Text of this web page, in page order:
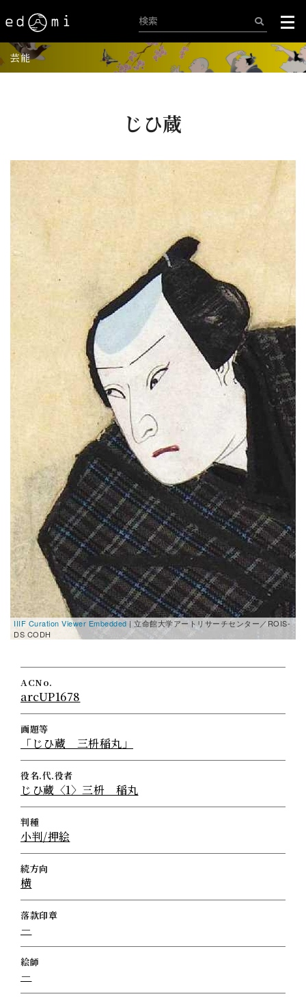
芸能
じひ蔵
+
IIIF Curation Viewer Embedded | 立命館大学アートリサーチセンター／ROIS-
DS CODH
ACNo.
arcUP1678
画題等
「じひ蔵 三枡稲丸」
役名.代.役者
じひ蔵〈1〉三枡 稲丸
判種
小判/押絵
続方向
横
落款印章
－
絵師
－